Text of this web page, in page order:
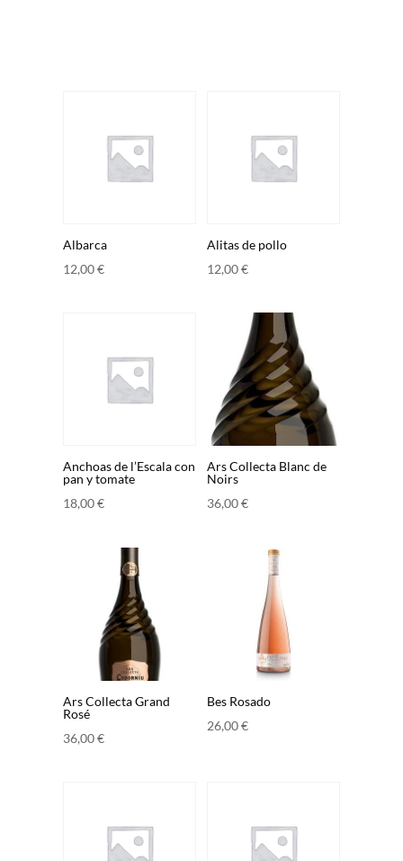
Albarca
12,00€
Alitas de pollo
12,00€
Anchoas de l’Escala con
pan y tomate
18,00€
Ars Collecta Blanc de
Noirs
36,00€
Ars Collecta Grand
Rosé
36,00€
Bes Rosado
26,00€